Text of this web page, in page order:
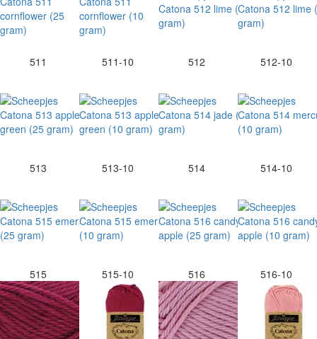
511 511-10 512 512-10
513 513-10 514 514-10
515 515-10 516 516-10